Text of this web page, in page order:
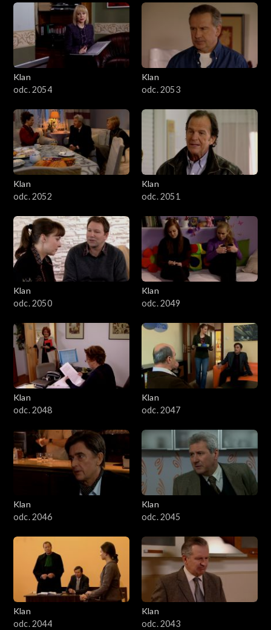
Klan
odc. 2054
Klan
odc. 2053
Klan
odc. 2052
Klan
odc. 2051
Klan
odc. 2050
Klan
odc. 2049
Klan
odc. 2048
Klan
odc. 2047
Klan
odc. 2046
Klan
odc. 2045
Klan
odc. 2044
Klan
odc. 2043